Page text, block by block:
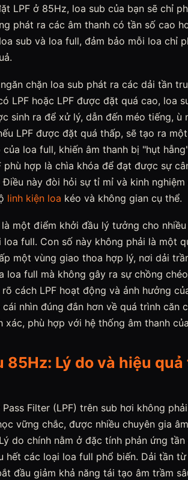
LPF ở 85Hz, loa sub của bạn sẽ chỉ
phát ra các âm thanh có tần số cao
sub và loa full, đảm bảo mỗi loa chỉ
chặn loa sub phát ra các dải tần
LPF hoặc LPF được đặt quá cao, loa
sinh ra để xử lý, dẫn đến méo tiếng, ù
LPF được đặt quá thấp, sẽ tạo ra
loa full, khiến âm thanh bị "hụt
hợp là chìa khóa để đạt được sự
này đòi hỏi sự tỉ mỉ và kinh
linh kiện loa kéo và không gian cụ thể.
một điểm khởi đầu lý tưởng cho nhiều
full. Con số này không phải là một
một vùng giao thoa hợp lý, nơi dải
loa full mà không gây ra sự chồng
cách LPF hoạt động và ảnh hưởng
nhìn đúng đắn hơn về quá trình căn
phù hợp với hệ thống âm thanh
85Hz: Lý do và hiệu
Filter (LPF) trên sub hơi không
vững chắc, được nhiều chuyên gia
do chính nằm ở đặc tính phản ứng
hết các loại loa full phổ biến. Dải tần
đầu giảm khả năng tái tạo âm trầm